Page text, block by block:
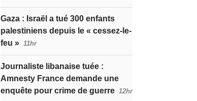
Gaza : Israël a tué 300 enfants
palestiniens depuis le « cessez-le-
feu » 11hr
Journaliste libanaise tuée :
Amnesty France demande une
enquête pour crime de guerre 12hr